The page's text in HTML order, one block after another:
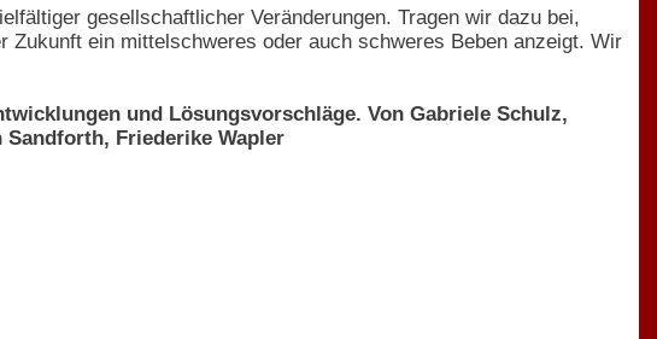
gesellschaftlicher Veränderungen. Tragen wir dazu bei,
ein mittelschweres oder auch schweres Beben anzeigt. Wir
und Lösungsvorschläge. Von Gabriele Schulz,
Friederike Wapler